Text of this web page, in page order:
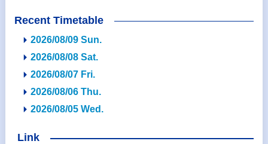
Recent Timetable
2026/08/09 Sun.
2026/08/08 Sat.
2026/08/07 Fri.
2026/08/06 Thu.
2026/08/05 Wed.
Link